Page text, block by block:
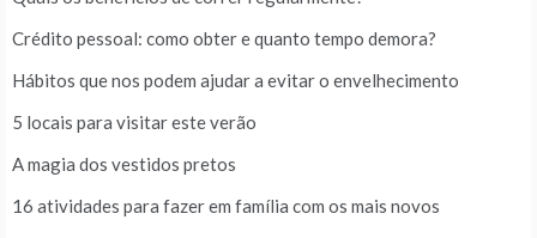
Crédito pessoal: como obter e quanto tempo demora?
Hábitos que nos podem ajudar a evitar o envelhecimento
5 locais para visitar este verão
A magia dos vestidos pretos
16 atividades para fazer em família com os mais novos